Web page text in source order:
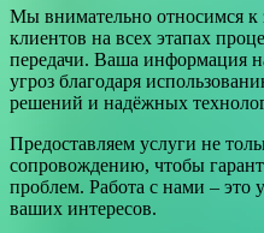
Мы внимательно относимся
клиентов на всех этапах
передачи. Ваша информация
угроз благодаря
решений и надёжных
Предоставляем услуги не
сопровождению, чтобы
проблем. Работа с нами – это
ваших интересов.